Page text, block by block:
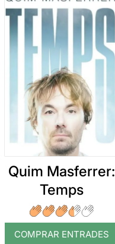
Quim Masferrer:
Temps
COMPRAR ENTRADES